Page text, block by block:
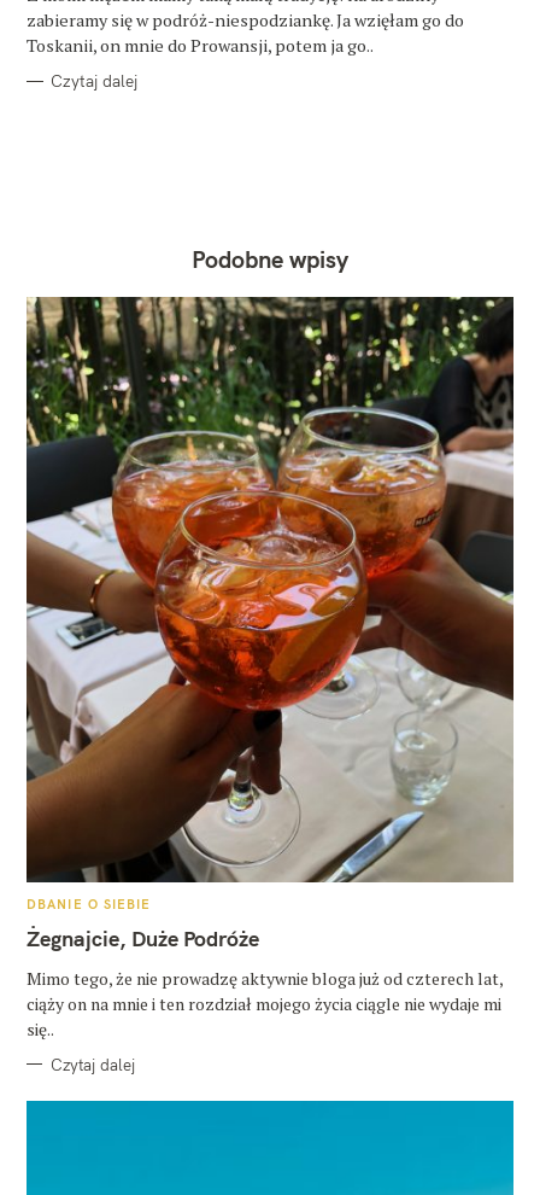
E
zabieramy się w podróż-niespodziankę. Ja wzięłam go do
Toskanii, on mnie do Prowansji, potem ja go..
Czytaj dalej
Podobne wpisy
K
T
E
O
R
I
DBANIE O SIEBIE
Żegnajcie, Duże Podróże
Mimo tego, że nie prowadzę aktywnie bloga już od czterech lat,
ciąży on na mnie i ten rozdział mojego życia ciągle nie wydaje mi
się..
Czytaj dalej